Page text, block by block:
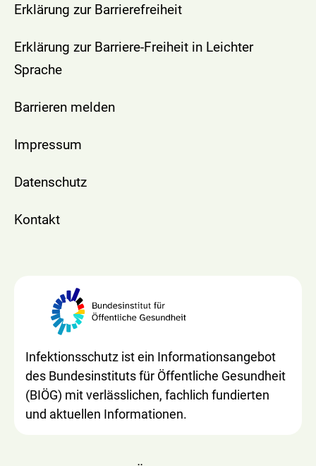
Erklärung zur Barrierefreiheit
Erklärung zur Barriere-Freiheit in Leichter
Sprache
Barrieren melden
Impressum
Datenschutz
Kontakt
Infektionsschutz ist ein Informationsangebot
des Bundesinstituts für Öffentliche Gesundheit
(BIÖG) mit verlässlichen, fachlich fundierten
und aktuellen Informationen.